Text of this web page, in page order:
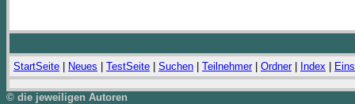
StartSeite Neues TestSeite Suchen Teilnehmer| Ordner| Index
© die jeweiligen Autoren